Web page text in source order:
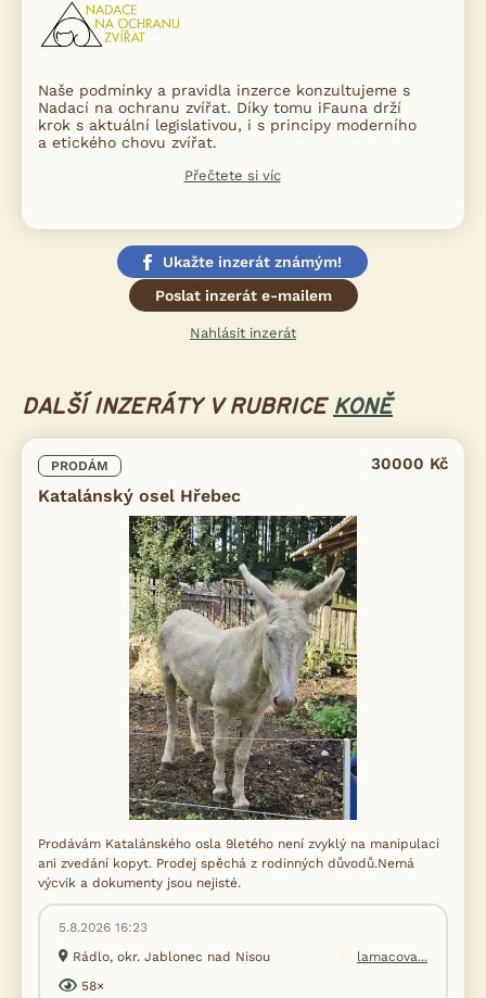
Naše podmínky a pravidla inzerce konzultujeme s
Nadací na ochranu zvířat. Díky tomu iFauna drží
krok s aktuální legislativou, i s principy moderního
a etického chovu zvířat.
Přečtete si víc
Ukažte inzerát známým!
Poslat inzerát e-mailem
Nahlásit inzerát
DALŠÍ INZERÁTY V RUBRICE KONĚ
PRODÁM
Katalánský osel Hřebec
30000 Kč
Prodávám Katalánského osla 9letého není zvyklý na manipulaci
ani zvedání kopyt. Prodej spěchá z rodinných důvodů.Nemá
výcvik a dokumenty jsou nejisté.
5.8.2026 16:23
Rádlo, okr. Jablonec nad Nisou
lamacova...
58×